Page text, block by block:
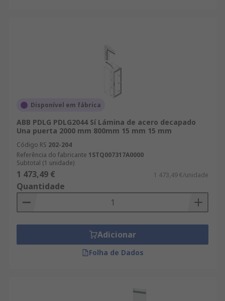
Disponível em fábrica
ABB PDLG PDLG2044 Sí Lámina de acero decapado
Una puerta 2000 mm 800mm 15 mm 15 mm
Código RS 202-204
Referência do fabricante 1STQ007317A0000
Subtotal (1 unidade)
1 473,49 € 1 473,49 €/unidade
Quantidade
Adicionar
Folha de Dados